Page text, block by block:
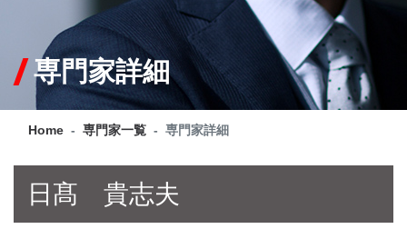
CONSULTING
SERVICE
COMPANY
Q&A
専門家詳細
Home 専門家一覧 専門家詳細
日髙 貴志夫